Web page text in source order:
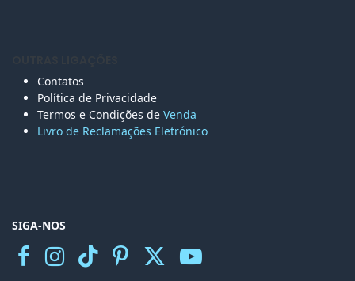
Contatos
Política de Privacidade
Termos e Condições de Venda
Livro de Reclamações Eletrónico
SIGA-NOS